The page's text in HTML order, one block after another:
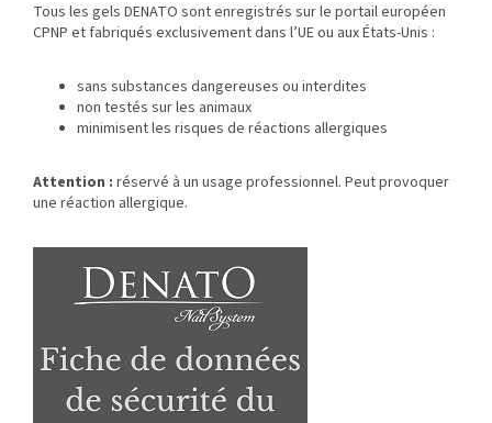
Tous les gels DENATO sont enregistrés sur le portail européen
CPNP et fabriqués exclusivement dans l’UE ou aux États-Unis :
sans substances dangereuses ou interdites
non testés sur les animaux
minimisent les risques de réactions allergiques
Attention : réservé à un usage professionnel. Peut provoquer
une réaction allergique.